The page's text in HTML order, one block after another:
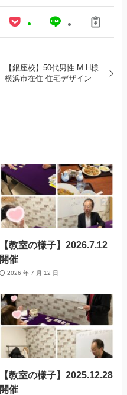
【銀座校】50代男性 M.H様
横浜市在住 住宅デザイン
【教室の様子】2026.7.12
開催
2026 年 7 月 12 日
【教室の様子】2025.12.28
開催